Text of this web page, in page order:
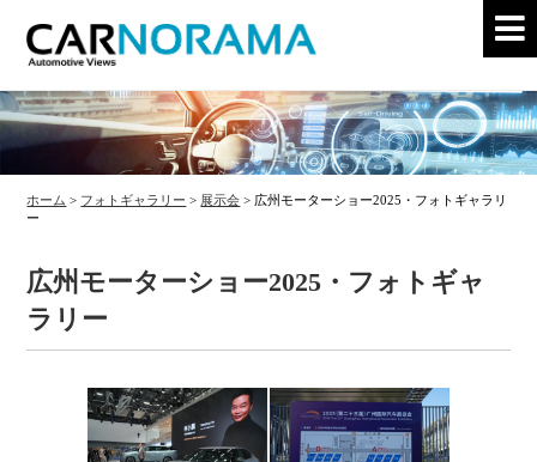
ホーム > フォトギャラリー > 展示会 > 広州モーターショー2025・フォトギャラリ
ー
広州モーターショー2025・フォトギャ
ラリー